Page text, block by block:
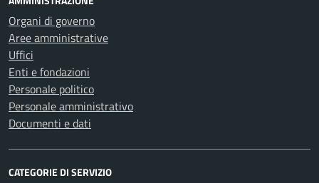
Organi di governo
Aree amministrative
Uffici
Enti e fondazioni
Personale politico
Personale amministrativo
Documenti e dati
CATEGORIE DI SERVIZIO